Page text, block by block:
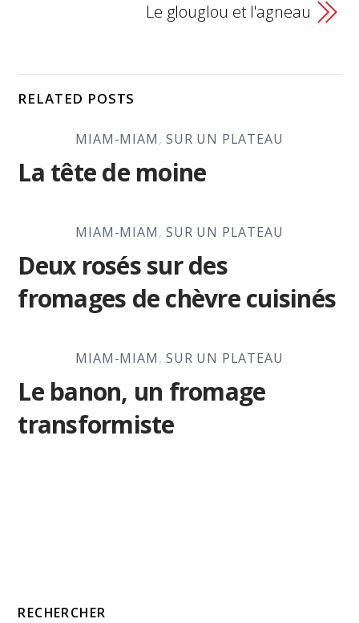
Le glouglou et l'agneau
RELATED POSTS
MIAM-MIAM,SUR UN PLATEAU
La tête de moine
MIAM-MIAM,SUR UN PLATEAU
Deux rosés sur des
fromages de chèvre cuisinés
MIAM-MIAM,SUR UN PLATEAU
Le banon, un fromage
transformiste
RECHERCHER